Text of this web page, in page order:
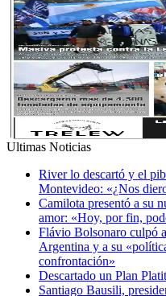
Ultimas Noticias
River lo descartó y el
Montevideo: «¿Nos
Camilota presentó a su
amor: «Hoy, por fin,
Flávio Bolsonaro culpó
Argentina y a su
confrontación»
Descartado un Plan
Santiago Bausili,